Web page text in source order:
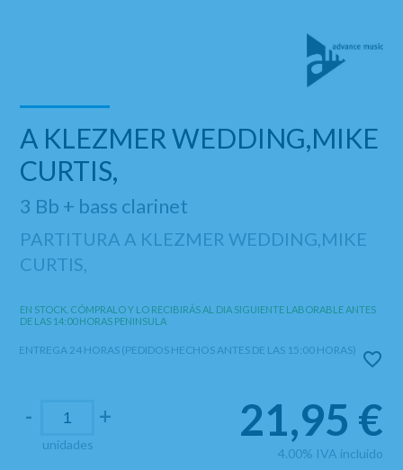
A KLEZMER WEDDING,MIKE
CURTIS,
3 Bb + bass clarinet
PARTITURA A KLEZMER WEDDING,MIKE
CURTIS,
EN STOCK. CÓMPRALO Y LO RECIBIRÁS AL DIA SIGUIENTE LABORABLE ANTES
DE LAS 14:00 HORAS PENINSULA
ENTREGA 24 HORAS (PEDIDOS HECHOS ANTES DE LAS 15:00 HORAS)
-
unidades
+ 21,95 €
4.00% IVA incluido